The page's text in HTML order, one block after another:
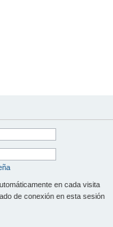
en cada visita
de conexión en esta sesión